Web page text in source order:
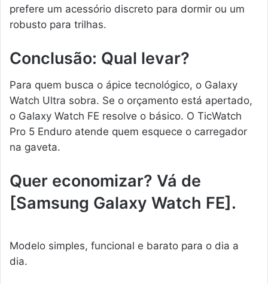
prefere um acessório discreto para dormir ou um
robusto para trilhas.
Conclusão: Qual levar?
Para quem busca o ápice tecnológico, o Galaxy
Watch Ultra sobra. Se o orçamento está apertado,
o Galaxy Watch FE resolve o básico. O TicWatch
Pro 5 Enduro atende quem esquece o carregador
na gaveta.
Quer economizar? Vá de
[Samsung Galaxy Watch FE].
Modelo simples, funcional e barato para o dia a
dia.